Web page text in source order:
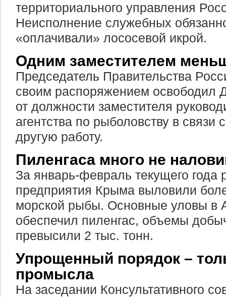
территориального управления
Неисполнение служебных
«оплачивали» лососевой икрой.
Одним заместителем
Председатель Правительства
своим распоряжением освободил
от должности заместителя
агентства по рыболовству в связи
другую работу.
Пиленгаса много не
За январь-февраль текущего
предприятия Крыма выловили
морской рыбы. Основные уловы в
обеспечил пиленгас, объемы
превысили 2 тыс. тонн.
Упрощенный порядок –
промысла
На заседании Консультативного